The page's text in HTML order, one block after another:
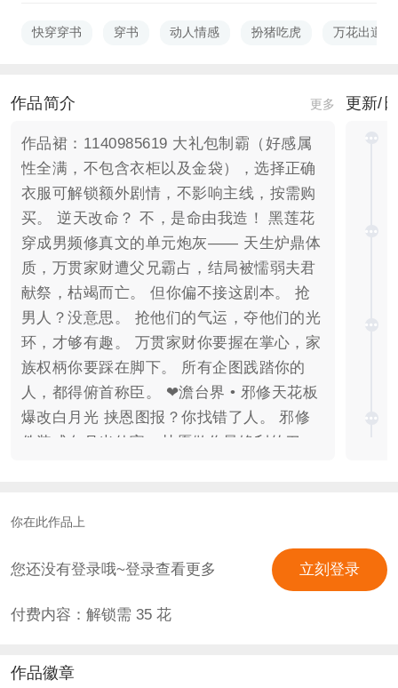
快穿穿书 穿书 动人情感 扮猪吃虎 万花出道
作品简介 更多
作品裙：1140985619 大礼包制霸（好感属
性全满，不包含衣柜以及金袋），选择正确
衣服可解锁额外剧情，不影响主线，按需购
买。 逆天改命？ 不，是命由我造！ 黑莲花
穿成男频修真文的单元炮灰—— 天生炉鼎体
质，万贯家财遭父兄霸占，结局被懦弱夫君
献祭，枯竭而亡。 但你偏不接这剧本。 抢
男人？没意思。 抢他们的气运，夺他们的光
环，才够有趣。 万贯家财你要握在掌心，家
族权柄你要踩在脚下。 所有企图践踏你的
人，都得俯首称臣。 ❤澹台界 • 邪修天花板
爆改白月光 挟恩图报？你找错了人。 邪修
伪装成白月光仙官，甘愿做你最锋利的刀。
为你布局天下。 ❤夜冥缠 • 冥界大妖驯成哈
的凶兽，在你裙角也只能收敛利爪，学会讨
好。 ❤封烛 • 反派弟弟攻心计 原想将你炼作
复仇的利刃，你却让他明白，谁才是执棋之
沦。 手拿烂牌，照样打成王炸！ 这修真
更新/
你在此作品上
您还没有登录哦~登录查看更多 立刻登录
付费内容：解锁需 35花
作品徽章